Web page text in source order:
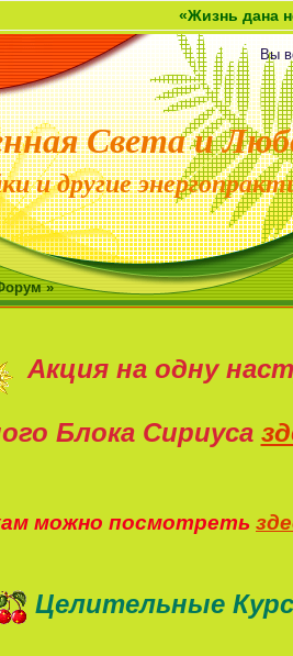
«Жизнь дана не для
Вы
Света и
другие
»
Акция на одну
Блока Сириуса
можно посмотреть
Целительные